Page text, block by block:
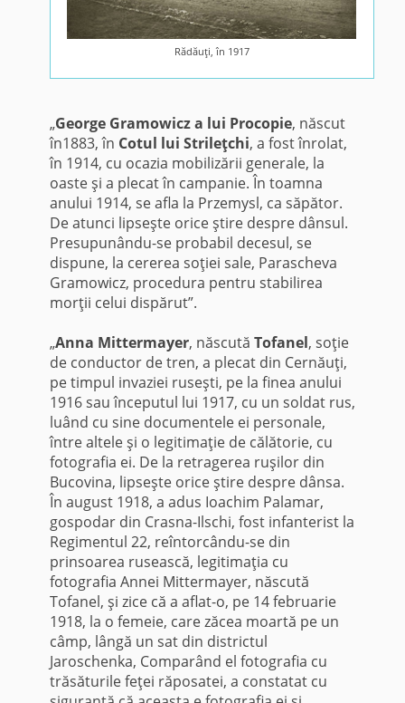
Rădăuţi, în 1917
„George Gramowicz a lui Procopie, născut
în1883, în Cotul lui Strileţchi, a fost înrolat,
în 1914, cu ocazia mobilizării generale, la
oaste şi a plecat în campanie. În toamna
anului 1914, se afla la Przemysl, ca săpător.
De atunci lipseşte orice ştire despre dânsul.
Presupunându-se probabil decesul, se
dispune, la cererea soţiei sale, Parascheva
Gramowicz, procedura pentru stabilirea
morţii celui dispărut”.
„Anna Mittermayer, născută Tofanel, soţie
de conductor de tren, a plecat din Cernăuţi,
pe timpul invaziei ruseşti, pe la finea anului
1916 sau începutul lui 1917, cu un soldat rus,
luând cu sine documentele ei personale,
între altele şi o legitimaţie de călătorie, cu
fotografia ei. De la retragerea ruşilor din
Bucovina, lipseşte orice ştire despre dânsa.
În august 1918, a adus Ioachim Palamar,
gospodar din Crasna-Ilschi, fost infanterist la
Regimentul 22, reîntorcându-se din
prinsoarea rusească, legitimaţia cu
fotografia Annei Mittermayer, născută
Tofanel, şi zice că a aflat-o, pe 14 februarie
1918, la o femeie, care zăcea moartă pe un
câmp, lângă un sat din districtul
Jaroschenka, Comparând el fotografia cu
trăsăturile feţei răposatei, a constatat cu